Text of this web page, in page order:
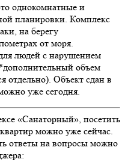
однокомнатные и
планировки. Комплекс
на берегу
от моря.
людей с нарушением
объем
отдельно). Объект сдан в
уже сегодня.
«Санаторный», посетить
можно уже сейчас.
ответы на вопросы можно